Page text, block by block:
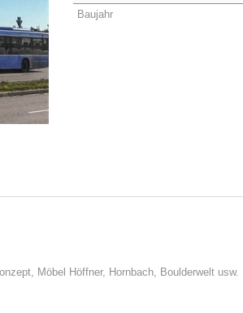
Baujahr
Möbel Höffner, Hornbach, Boulderwelt usw.